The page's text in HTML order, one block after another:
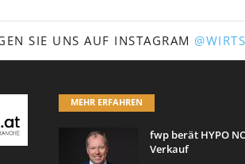
SIE UNS AUF INSTAGRAM
MEHR ERFAHREN
fwp berät HYPO
Verkauf